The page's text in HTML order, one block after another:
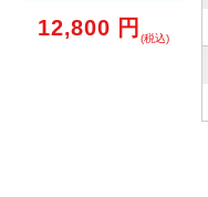
12,800 円 (税込)